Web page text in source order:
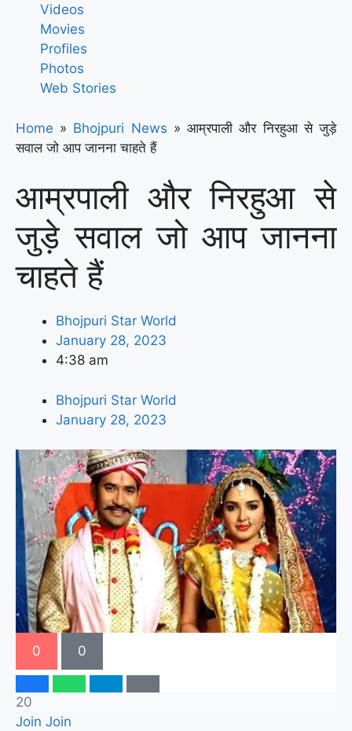
Videos
Movies
Profiles
Photos
Web Stories
Home » Bhojpuri News »आम्रपाली और निरहुआ से जुड़े
सवाल जो आप जानना चाहते हैं
आम्रपाली और निरहुआ से
जुड़े सवाल जो आप जानना
चाहते हैं
Bhojpuri Star World
January 28, 2023
4:38 am
Bhojpuri Star World
January 28, 2023
0 0
20
Join Join